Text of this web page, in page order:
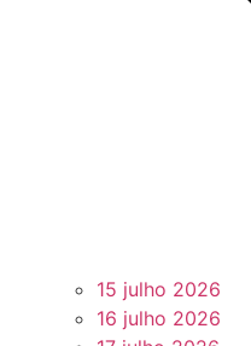
15 julho 2026
16 julho 2026